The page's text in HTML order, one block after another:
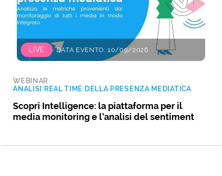
LIVE DATA EVENTO: 10/09/2026
WEBINAR
ANALISI REAL TIME DELLA PRESENZA MEDIATICA
Scopri Intelligence: la piattaforma per il
media monitoring e l’analisi del sentiment